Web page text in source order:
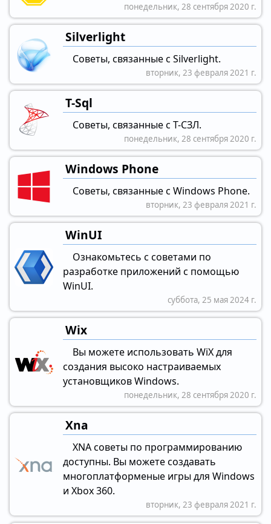
понедельник, 28 сентября 2020 г.
Silverlight
Советы, связанные с Silverlight.
вторник, 23 февраля 2021 г.
T-Sql
Советы, связанные с Т-СЗЛ.
понедельник, 28 сентября 2020 г.
Windows Phone
Советы, связанные с Windows Phone.
вторник, 23 февраля 2021 г.
WinUI
Ознакомьтесь с советами по
разработке приложений с помощью
WinUI.
суббота, 25 мая 2024 г.
Wix
Вы можете использовать WiX для
создания высоко настраиваемых
установщиков Windows.
понедельник, 28 сентября 2020 г.
Xna
XNA советы по программированию
доступны. Вы можете создавать
многоплатформеные игры для Windows
и Xbox 360.
вторник, 23 февраля 2021 г.